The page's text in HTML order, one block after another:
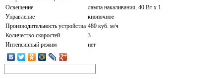
Освещение
лампа накаливания, 40 Вт х 1
Управление
кнопочное
Производительность устройства 480 куб. м/ч
Количество скоростей
3
Интенсивный режим
нет